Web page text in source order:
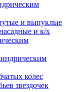
и выпуклые
и к/х
колес
звездочек